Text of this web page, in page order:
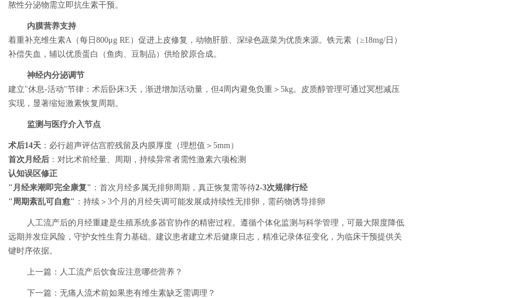
脓性分泌物需立即抗生素干预。
内膜营养支持
着重补充维生素A（每日800μg RE）促进上皮修复，动物肝脏、深绿色蔬菜为优质来源。铁元素（≥18mg/日）
补偿失血，辅以优质蛋白（鱼肉、豆制品）供给胶原合成。
神经内分泌调节
建立"休息-活动"节律：术后卧床3天，渐进增加活动量，但4周内避免负重＞5kg。皮质醇管理可通过冥想减压
实现，显著缩短激素恢复周期。
监测与医疗介入节点
术后14天 ：必行超声评估宫腔残留及内膜厚度（理想值＞5mm）
首次月经后 ：对比术前经量、周期，持续异常者需性激素六项检测
认知误区修正
"月经来潮即完全康复" ：首次月经多属无排卵周期，真正恢复需等待2-3次规律行经
"周期紊乱可自愈" ：持续＞3个月的月经失调可能发展成持续性无排卵，需药物诱导排卵
人工流产后的月经重建是生殖系统多器官协作的精密过程。遵循个体化监测与科学管理，可最大限度降低
远期并发症风险，守护女性生育力基础。建议患者建立术后健康日志，精准记录体征变化，为临床干预提供关
键时序依据。
上一篇： 人工流产后饮食应注意哪些营养？
下一篇： 无痛人流术前如果患有维生素缺乏需调理？